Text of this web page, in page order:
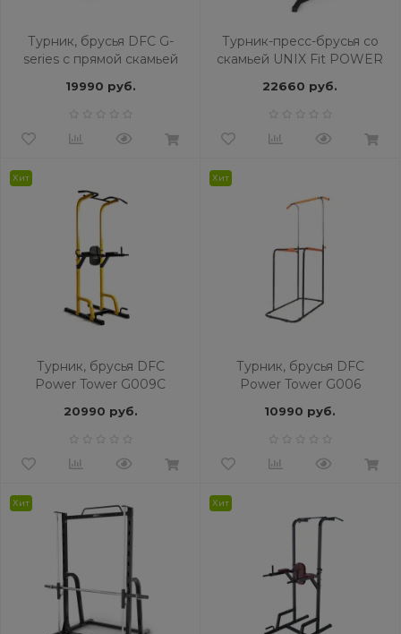
Турник, брусья DFC G-
series с прямой скамьей
19990 руб.
Турник-пресс-брусья со
скамьей UNIX Fit POWER
22660 руб.
Хит
Турник, брусья DFC
Power Tower G009C
20990 руб.
Хит
Турник, брусья DFC
Power Tower G006
10990 руб.
Хит Хит